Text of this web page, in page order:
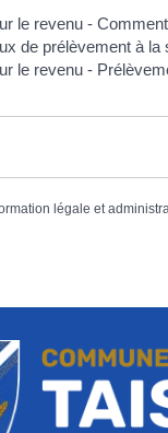
le revenu -
de prélèvement à la
le revenu -
légale et